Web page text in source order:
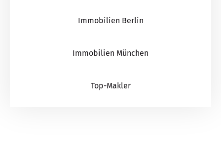
Immobilien Berlin
Immobilien München
Top-Makler